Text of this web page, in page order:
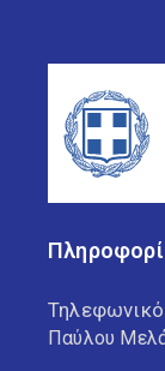
Παύλου